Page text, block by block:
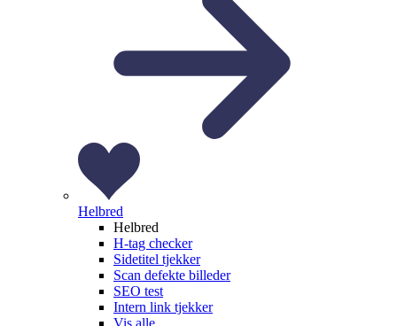
Helbred
Helbred
H-tag checker
Sidetitel tjekker
Scan defekte billeder
SEO test
Intern link tjekker
Vis alle